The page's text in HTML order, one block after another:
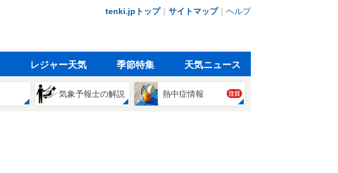
tenki.jpトップ｜ サイトマップ｜ ヘルプ
レジャー天気 季節特集 天気ニュース
気象予報士の解説 熱中症情報 注目